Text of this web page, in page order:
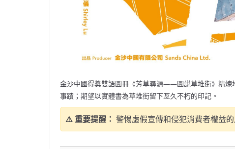
金沙中國得獎雙語圖冊《芳草尋源——圖説草堆街》精煉
事蹟；期望以實體書為草堆街留下亙久不朽的印記。
⚠️ 重要提醒： 警惕虛假宣傳和侵犯消費者權益的